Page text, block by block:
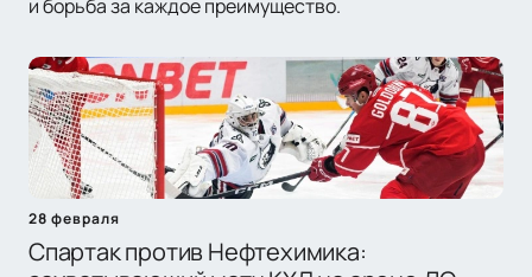
и борьба за каждое преимущество.
28 февраля
Спартак против Нефтехимика: